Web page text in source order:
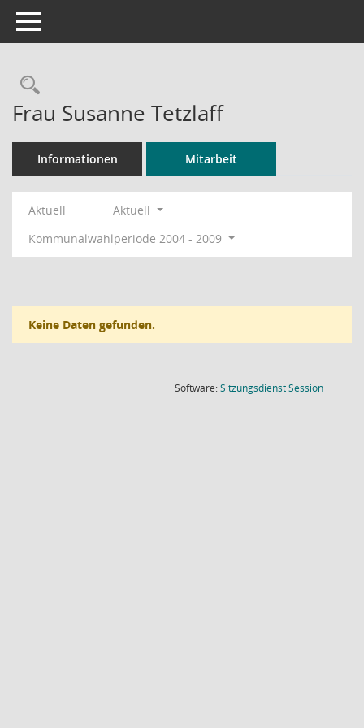
Toggle navigation
Rechercheauswahl
Frau Susanne Tetzlaff
Informationen Mitarbeit
Aktuell
Aktuell
Kommunalwahlperiode 2004 - 2009
Keine Daten gefunden.
Software:SitzungsdienstSession(Wird in